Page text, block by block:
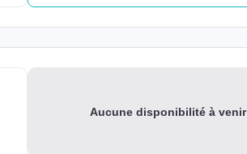
Aucune disponibilité à venir